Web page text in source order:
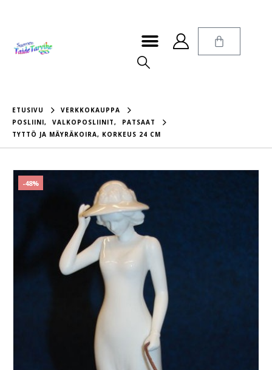
ETUSIVU
VERKKOKAUPPA
POSLIINI, VALKOPOSLIINIT,
PATSAAT
TYTTÖ JA MÄYRÄKOIRA, KORKEUS 24 CM
-48%